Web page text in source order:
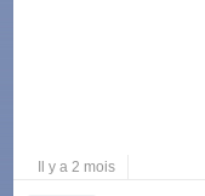
Il y a 2 mois